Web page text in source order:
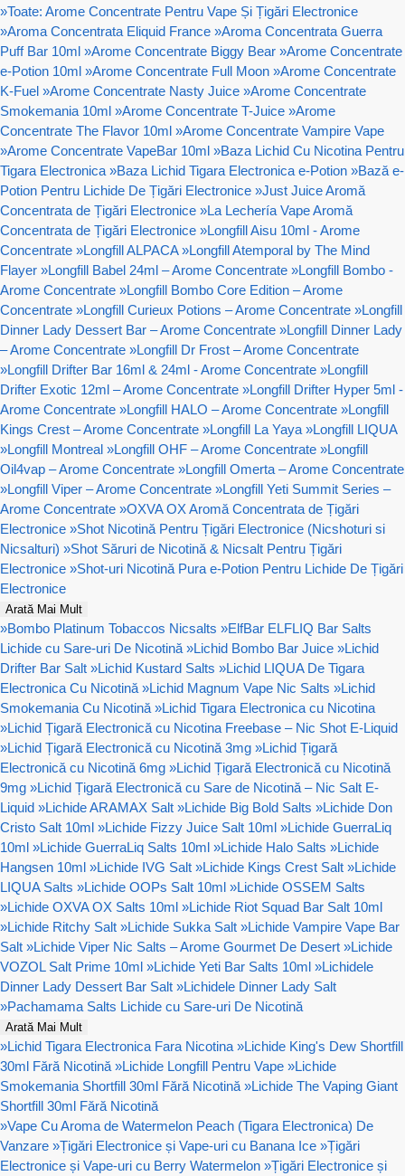
»Toate: Arome Concentrate Pentru Vape Și Țigări Electronice
»Aroma Concentrata Eliquid France »Aroma Concentrata Guerra
Puff Bar 10ml »Arome Concentrate Biggy Bear »Arome Concentrate
e-Potion 10ml »Arome Concentrate Full Moon »Arome Concentrate
K-Fuel »Arome Concentrate Nasty Juice »Arome Concentrate
Smokemania 10ml »Arome Concentrate T-Juice »Arome
Concentrate The Flavor 10ml »Arome Concentrate Vampire Vape
»Arome Concentrate VapeBar 10ml »Baza Lichid Cu Nicotina Pentru
Tigara Electronica »Baza Lichid Tigara Electronica e-Potion »Bază e-
Potion Pentru Lichide De Țigări Electronice »Just Juice Aromă
Concentrata de Țigări Electronice »La Lechería Vape Aromă
Concentrata de Țigări Electronice »Longfill Aisu 10ml - Arome
Concentrate »Longfill ALPACA »Longfill Atemporal by The Mind
Flayer »Longfill Babel 24ml – Arome Concentrate »Longfill Bombo -
Arome Concentrate »Longfill Bombo Core Edition – Arome
Concentrate »Longfill Curieux Potions – Arome Concentrate »Longfill
Dinner Lady Dessert Bar – Arome Concentrate »Longfill Dinner Lady
– Arome Concentrate »Longfill Dr Frost – Arome Concentrate
»Longfill Drifter Bar 16ml & 24ml - Arome Concentrate »Longfill
Drifter Exotic 12ml – Arome Concentrate »Longfill Drifter Hyper 5ml -
Arome Concentrate »Longfill HALO – Arome Concentrate »Longfill
Kings Crest – Arome Concentrate »Longfill La Yaya »Longfill LIQUA
»Longfill Montreal »Longfill OHF – Arome Concentrate »Longfill
Oil4vap – Arome Concentrate »Longfill Omerta – Arome Concentrate
»Longfill Viper – Arome Concentrate »Longfill Yeti Summit Series –
Arome Concentrate »OXVA OX Aromă Concentrata de Țigări
Electronice »Shot Nicotină Pentru Țigări Electronice (Nicshoturi si
Nicsalturi) »Shot Săruri de Nicotină & Nicsalt Pentru Țigări
Electronice »Shot-uri Nicotină Pura e-Potion Pentru Lichide De Țigări
Electronice
Arată Mai Mult
»Bombo Platinum Tobaccos Nicsalts »ElfBar ELFLIQ Bar Salts
Lichide cu Sare-uri De Nicotină »Lichid Bombo Bar Juice »Lichid
Drifter Bar Salt »Lichid Kustard Salts »Lichid LIQUA De Tigara
Electronica Cu Nicotină »Lichid Magnum Vape Nic Salts »Lichid
Smokemania Cu Nicotină »Lichid Tigara Electronica cu Nicotina
»Lichid Țigară Electronică cu Nicotina Freebase – Nic Shot E-Liquid
»Lichid Țigară Electronică cu Nicotină 3mg »Lichid Țigară
Electronică cu Nicotină 6mg »Lichid Țigară Electronică cu Nicotină
9mg »Lichid Țigară Electronică cu Sare de Nicotină – Nic Salt E-
Liquid »Lichide ARAMAX Salt »Lichide Big Bold Salts »Lichide Don
Cristo Salt 10ml »Lichide Fizzy Juice Salt 10ml »Lichide GuerraLiq
10ml »Lichide GuerraLiq Salts 10ml »Lichide Halo Salts »Lichide
Hangsen 10ml »Lichide IVG Salt »Lichide Kings Crest Salt »Lichide
LIQUA Salts »Lichide OOPs Salt 10ml »Lichide OSSEM Salts
»Lichide OXVA OX Salts 10ml »Lichide Riot Squad Bar Salt 10ml
»Lichide Ritchy Salt »Lichide Sukka Salt »Lichide Vampire Vape Bar
Salt »Lichide Viper Nic Salts – Arome Gourmet De Desert »Lichide
VOZOL Salt Prime 10ml »Lichide Yeti Bar Salts 10ml »Lichidele
Dinner Lady Dessert Bar Salt »Lichidele Dinner Lady Salt
»Pachamama Salts Lichide cu Sare-uri De Nicotină
Arată Mai Mult
»Lichid Tigara Electronica Fara Nicotina »Lichide King's Dew Shortfill
30ml Fără Nicotină »Lichide Longfill Pentru Vape »Lichide
Smokemania Shortfill 30ml Fără Nicotină »Lichide The Vaping Giant
Shortfill 30ml Fără Nicotină
»Vape Cu Aroma de Watermelon Peach (Tigara Electronica) De
Vanzare »Țigări Electronice și Vape-uri cu Banana Ice »Țigări
Electronice și Vape-uri cu Berry Watermelon »Țigări Electronice și